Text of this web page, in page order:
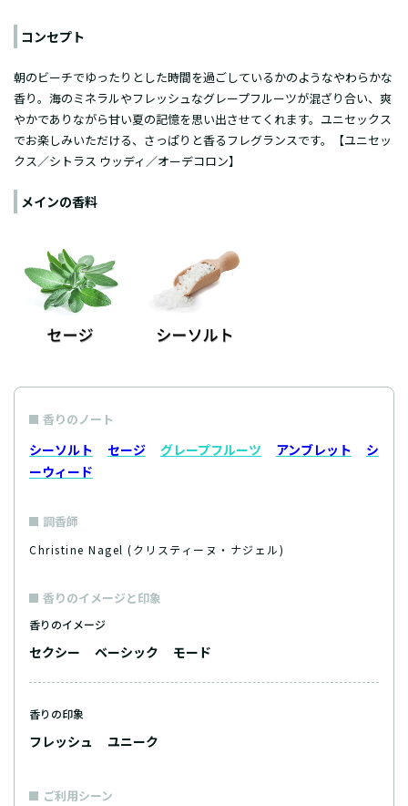
コンセプト
朝のビーチでゆったりとした時間を過ごしているかのようなやわらかな
香り。海のミネラルやフレッシュなグレープフルーツが混ざり合い、爽
やかでありながら甘い夏の記憶を思い出させてくれます。ユニセックス
でお楽しみいただける、さっぱりと香るフレグランスです。【ユニセッ
クス／シトラス ウッディ／オーデコロン】
メインの香料
香りのノート
シーソルト セージ グレープフルーツ アンブレット
シ
ーウィード
調香師
Christine Nagel (クリスティーヌ・ナジェル)
香りのイメージと印象
香りのイメージ
セクシー ベーシック モード
香りの印象
フレッシュ ユニーク
ご利用シーン